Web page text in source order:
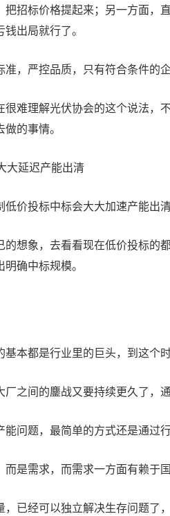
把招标价格提起来；另一方面，
出局就行了。
，严控品质，只有符合条件的
很难理解光伏协会的这个说法，
的事情。
大延迟产能出清
价投标中标会大大加速产能出
想象，去看看现在低价投标的
确中标规模。
本都是行业里的巨头，到这个
之间的鏖战又要持续更久了，
问题，最简单的方式还是通过
是需求，而需求一方面有赖于
已经可以独立解决生存问题了